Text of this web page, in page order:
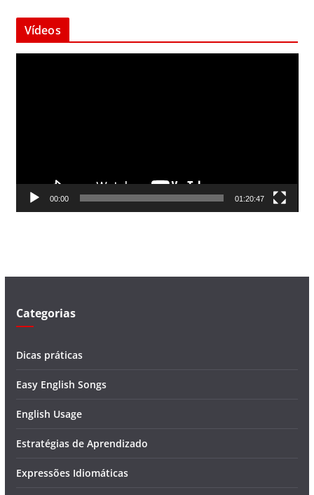
Vídeos
d
00:00 01:20:47
Categorias
Dicas práticas
Easy English Songs
English Usage
Estratégias de Aprendizado
Expressões Idiomáticas